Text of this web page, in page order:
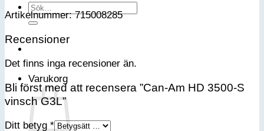
Sök
efter:
Varukorg
Artikelnummer: 715008285
Recensioner
Det finns inga recensioner än.
Bli först med att recensera ”Can-Am HD 3500-S
vinsch G3L”
Ditt betyg *